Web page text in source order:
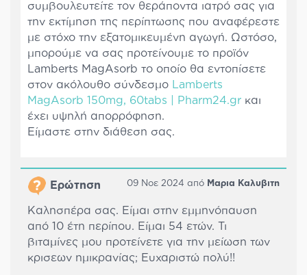
συμβουλευτείτε τον θεράποντα ιατρό σας για
την εκτίμηση της περίπτωσης που αναφέρεστε
με στόχο την εξατομικευμένη αγωγή. Ωστόσο,
μπορούμε να σας προτείνουμε το προϊόν
Lamberts MagAsorb το οποίο θα εντοπίσετε
στον ακόλουθο σύνδεσμο Lamberts
MagAsorb 150mg, 60tabs | Pharm24.gr και
έχει υψηλή απορρόφηση.
Είμαστε στην διάθεση σας.
Ερώτηση 09 Νοε 2024 από Μαρια Καλυβιτη
Καλησπέρα σας. Είμαι στην εμμηνόπαυση
από 10 έτη περίπου. Είμαι 54 ετών. Τι
βιταμίνες μου προτείνετε για την μείωση των
κρισεων ημικρανίας; Ευχαριστώ πολύ!!